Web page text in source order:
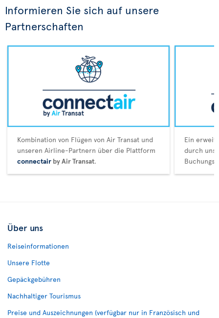
Informieren Sie sich auf unsere
Partnerschaften
Kombination von Flügen von Air Transat und
unseren Airline-Partnern über die Plattform
connectair by Air Transat.
Ein
durch
Über uns
Reiseinformationen
Unsere Flotte
Gepäckgebühren
Nachhaltiger Tourismus
Preise und Auszeichnungen (verfügbar nur in Französisch und